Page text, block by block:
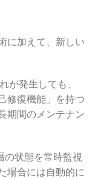
に加えて、新しい
が発生しても、
修復機能」を持つ
期間のメンテナン
の状態を常時監視
場合には自動的に